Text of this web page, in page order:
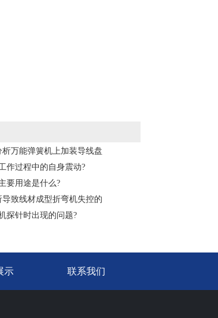
万能弹簧机上加装导线盘
作过程中的自身震动?
要用途是什么?
致线材成型折弯机失控的
探针时出现的问题?
示 联系我们